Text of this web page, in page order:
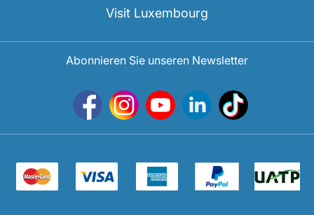
Visit Luxembourg
Abonnieren Sie unseren Newsletter